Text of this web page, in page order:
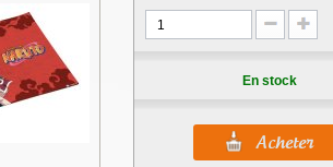
En stock